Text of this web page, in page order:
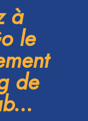
à
le
de